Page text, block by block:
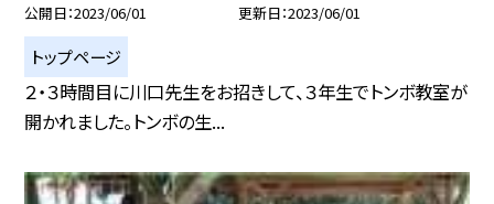
公開日 2023/06/01 更新日 2023/06/01
トップページ
２・３時間目に川口先生をお招きして、３年生でトンボ教室が
開かれました。トンボの生...